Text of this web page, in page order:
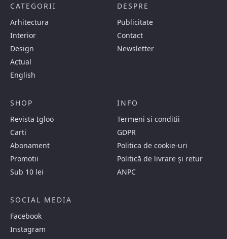
CATEGORII
Arhitectura
Interior
Design
Actual
English
DESPRE
Publicitate
Contact
Newsletter
SHOP
Revista Igloo
Carti
Abonament
Promotii
Sub 10 lei
INFO
Termeni si conditii
GDPR
Politica de cookie-uri
Politică de livrare și retur
ANPC
SOCIAL MEDIA
Facebook
Instagram